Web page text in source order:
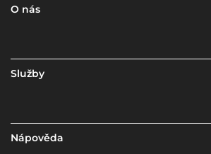
O nás
Služby
Nápověda